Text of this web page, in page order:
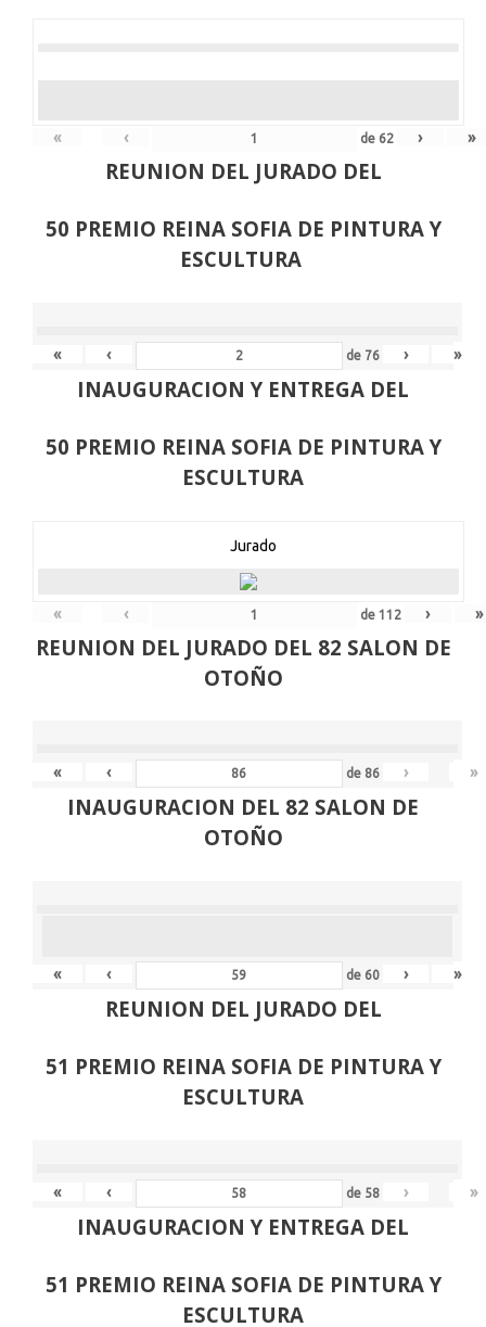
« ‹ de 62 › »
REUNION DEL JURADO DEL
50 PREMIO REINA SOFIA DE PINTURA Y
ESCULTURA
« ‹ de 76 › »
INAUGURACION Y ENTREGA DEL
50 PREMIO REINA SOFIA DE PINTURA Y
ESCULTURA
Jurado
« ‹ de112 › »
REUNION DEL JURADO DEL 82 SALON DE
OTOÑO
« ‹ de 86 › »
INAUGURACION DEL 82 SALON DE
OTOÑO
« ‹ de 60 › »
REUNION DEL JURADO DEL
51 PREMIO REINA SOFIA DE PINTURA Y
ESCULTURA
« ‹ de 58 › »
INAUGURACION Y ENTREGA DEL
51 PREMIO REINA SOFIA DE PINTURA Y
ESCULTURA